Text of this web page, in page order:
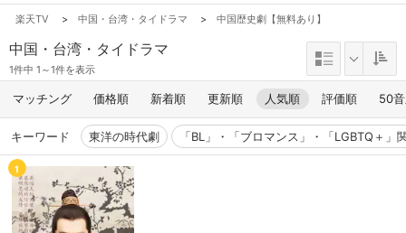
楽天TV > 中国・台湾・タイドラマ > 中国歴史劇【無料あり】
中国・台湾・タイドラマ
1件中 1～1件を表示
マッチング 価格順 新着順 更新順 人気順 評価順 50
キーワード 東洋の時代劇 「BL」・「ブロマンス」・「LGBTQ＋」
1